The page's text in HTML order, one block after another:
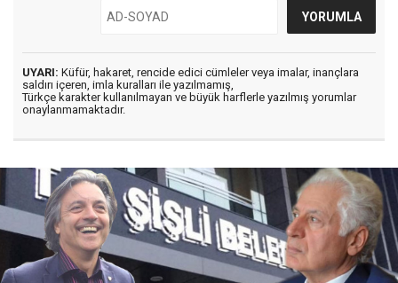
UYARI: Küfür, hakaret, rencide edici cümleler veya imalar, inançlara
saldırı içeren, imla kuralları ile yazılmamış,
Türkçe karakter kullanılmayan ve büyük harflerle yazılmış yorumlar
onaylanmamaktadır.